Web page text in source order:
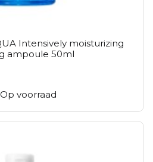
Intensively moisturizing
ampoule 50ml
Op voorraad